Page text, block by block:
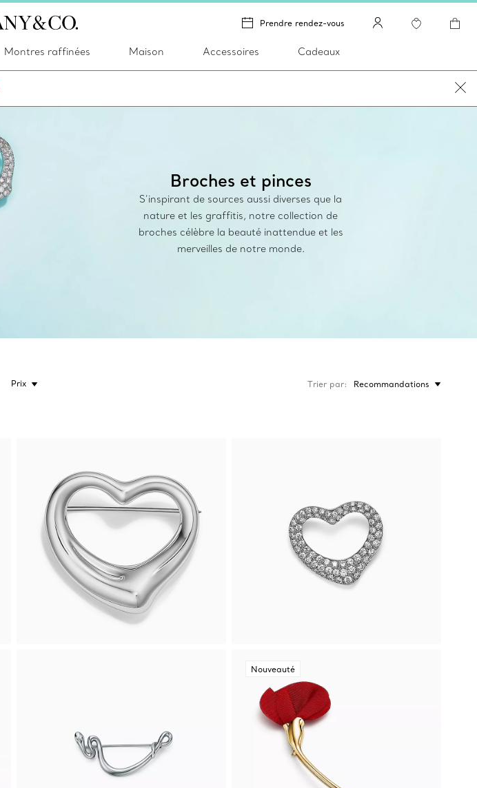
Prendre rendez-vous
Montres raffinées Maison Accessoires Cadeaux
Broches et pinces
S’inspirant de sources aussi diverses que la
nature et les graffitis, notre collection de
broches célèbre la beauté inattendue et les
merveilles de notre monde.
Prix Trier par Recommandations
Nouveauté